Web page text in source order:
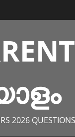
2026